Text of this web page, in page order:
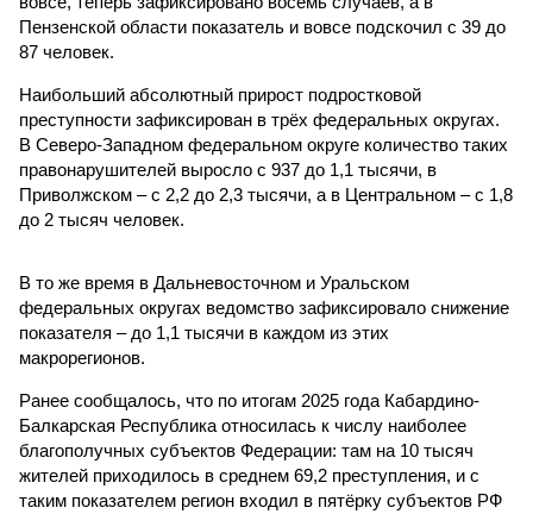
Пензенской области показатель и вовсе подскочил с 39 до
87 человек.
Наибольший абсолютный прирост подростковой
преступности зафиксирован в трёх федеральных округах.
В Северо-Западном федеральном округе количество таких
правонарушителей выросло с 937 до 1,1 тысячи, в
Приволжском – с 2,2 до 2,3 тысячи, а в Центральном – с 1,8
до 2 тысяч человек.
В то же время в Дальневосточном и Уральском
федеральных округах ведомство зафиксировало снижение
показателя – до 1,1 тысячи в каждом из этих
макрорегионов.
Ранее сообщалось, что по итогам 2025 года Кабардино-
Балкарская Республика относилась к числу наиболее
благополучных субъектов Федерации: там на 10 тысяч
жителей приходилось в среднем 69,2 преступления, и с
таким показателем регион входил в пятёрку субъектов РФ